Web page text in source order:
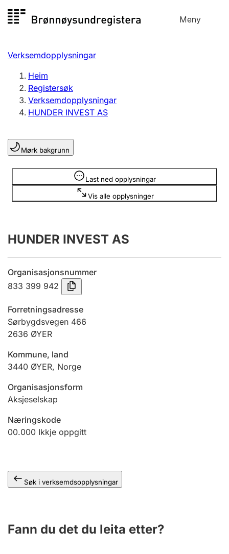
til
Meny
Registersøk
Aksjeselskap
Enkeltpersonføretak
Registrere, endre, slette
Lag og foreining
Registrere, endre, slette
Årsrekneskap
Innsending og forseinkingsgebyr
Jeger
Ektepaktrettleiaren
Andre tema
Verksemdopplysningar
Heim
Registersøk
Verksemdopplysningar
HUNDER INVEST AS
Mørk bakgrunn
Last ned opplysningar
Vis alle opplysninger
Opplysninger er skjult
HUNDER INVEST AS
Organisasjonsnummer
833 399 942
Forretningsadresse
Sørbygdsvegen 466
2636 ØYER
Kommune, land
3440 ØYER, Norge
Organisasjonsform
Aksjeselskap
Næringskode
00.000 Ikkje oppgitt
Søk i verksemdsopplysningar
Fann du det du leita etter?